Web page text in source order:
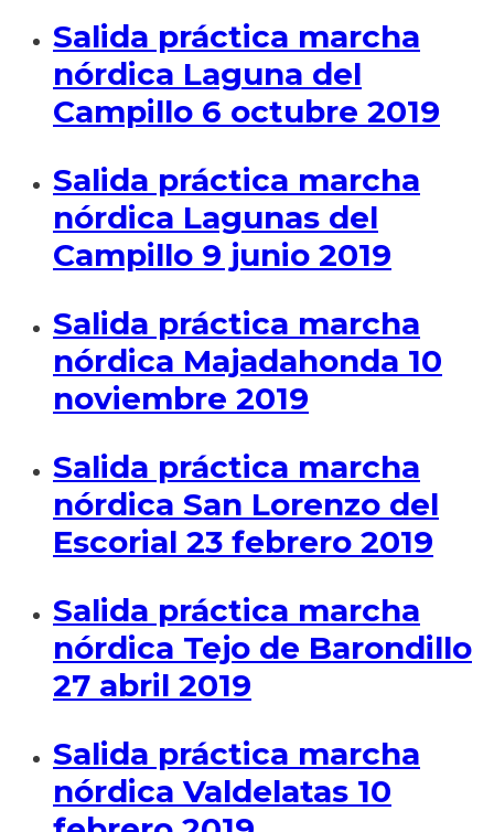
Salida práctica marcha
nórdica Laguna del
Campillo 6 octubre 2019
Salida práctica marcha
nórdica Lagunas del
Campillo 9 junio 2019
Salida práctica marcha
nórdica Majadahonda 10
noviembre 2019
Salida práctica marcha
nórdica San Lorenzo del
Escorial 23 febrero 2019
Salida práctica marcha
nórdica Tejo de Barondillo
27 abril 2019
Salida práctica marcha
nórdica Valdelatas 10